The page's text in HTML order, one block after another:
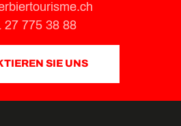
27 775 38 88
SIE UNS